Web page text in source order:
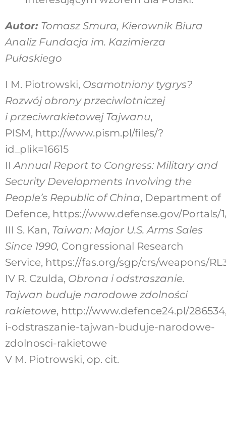
Autor: Tomasz Smura, Kierownik Biura
Analiz Fundacja im. Kazimierza
Pułaskiego
I M. Piotrowski, Osamotniony tygrys?
Rozwój obrony przeciwlotniczej
i przeciwrakietowej Tajwanu,
PISM, http://www.pism.pl/files/?
id_plik=16615
II Annual Report to Congress: Military and
Security Developments Involving the
People’s Republic of China, Department of
Defence, https://www.defense.gov/Portals/
III S. Kan, Taiwan: Major U.S. Arms Sales
Since 1990, Congressional Research
Service, https://fas.org/sgp/crs/weapons/
IV R. Czulda, Obrona i odstraszanie.
Tajwan buduje narodowe zdolności
rakietowe, http://www.defence24.pl/
i-odstraszanie-tajwan-buduje-narodowe-
zdolnosci-rakietowe
V M. Piotrowski, op. cit.